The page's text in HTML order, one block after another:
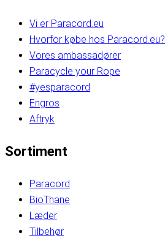
Vi er Paracord.eu
Hvorfor købe hos Paracord.eu?
Vores ambassadører
Paracycle your Rope
#yesparacord
Engros
Aftryk
Sortiment
Paracord
BioThane
Læder
Tilbehør